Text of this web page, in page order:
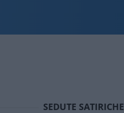
SEDUTE SATIRICHE